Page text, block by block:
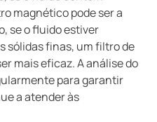
magnético pode ser a
se o fluido estiver
sólidas finas, um filtro de
mais eficaz. A análise do
para garantir
a atender às